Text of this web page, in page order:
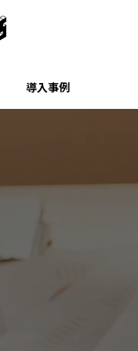
導入事例